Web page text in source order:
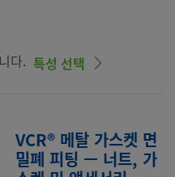
다. 특성 선택
VCR® 메탈 가스켓 면
밀폐 피팅 — 너트, 가